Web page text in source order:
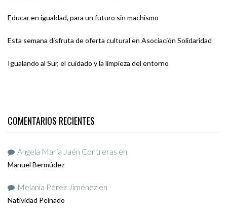
Educar en igualdad, para un futuro sin machismo
Esta semana disfruta de oferta cultural en Asociación Solidaridad
Igualando al Sur, el cuidado y la limpieza del entorno
COMENTARIOS RECIENTES
Angela María Jaén Contreras en
Manuel Bermúdez
Melania Pérez Jiménez en
Natividad Peinado